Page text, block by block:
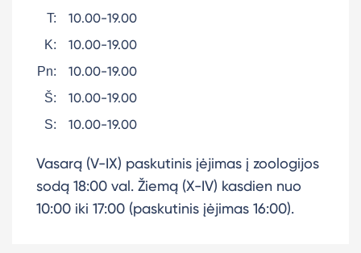
T: 10.00-19.00
K: 10.00-19.00
Pn: 10.00-19.00
Š: 10.00-19.00
S: 10.00-19.00
Vasarą (V-IX) paskutinis įėjimas į zoologijos
sodą 18:00 val. Žiemą (X-IV) kasdien nuo
10:00 iki 17:00 (paskutinis įėjimas 16:00).